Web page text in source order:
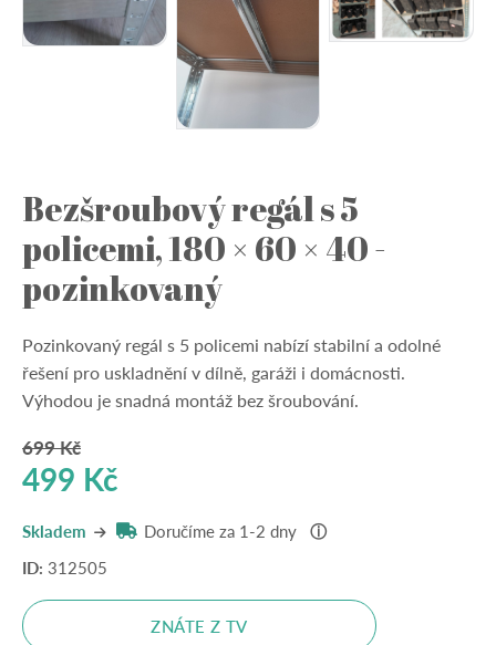
Bezšroubový regál s 5
policemi, 180 × 60 × 40 -
pozinkovaný
Pozinkovaný regál s 5 policemi nabízí stabilní a odolné
řešení pro uskladnění v dílně, garáži i domácnosti.
Výhodou je snadná montáž bez šroubování.
699Kč
Původní
cena
byla:
699 Kč.
499 Kč
cena
499 Kč.
Skladem Doručíme za 1-2 dny ⓘ
ID: 312505
ZNÁTE Z TV